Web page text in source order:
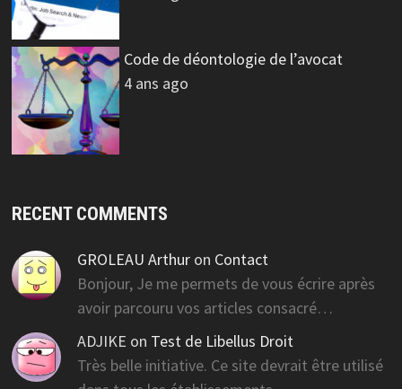
Code de déontologie de l’avocat
4 ans ago
RECENT COMMENTS
GROLEAU Arthur on Contact
Bonjour, Je me permets de vous écrire après
avoir parcouru vos articles consacré…
ADJIKE on Test de Libellus Droit
Très belle initiative. Ce site devrait être utilisé